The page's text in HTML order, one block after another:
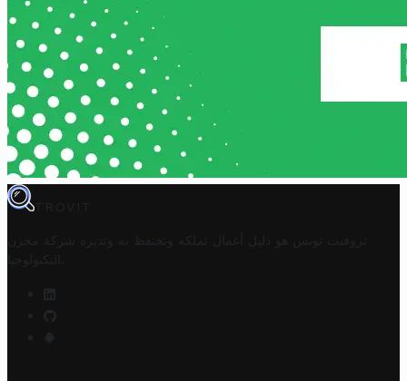
TROVIT
تروفيت تونس هو دليل أعمال تملكه وتحتفظ به وتديره
شركة مخزن
التكنولوجيا